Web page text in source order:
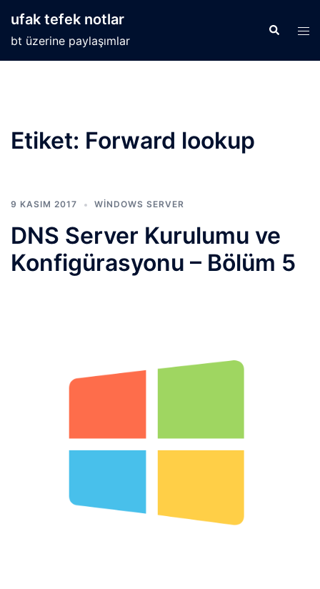
atlaufak tefek notlar
bt üzerine paylaşımlar
Search
Etiket: Forward lookup
9 KASIM 2017 WINDOWS SERVER
DNS Server Kurulumu ve
Konfigürasyonu – Bölüm 5